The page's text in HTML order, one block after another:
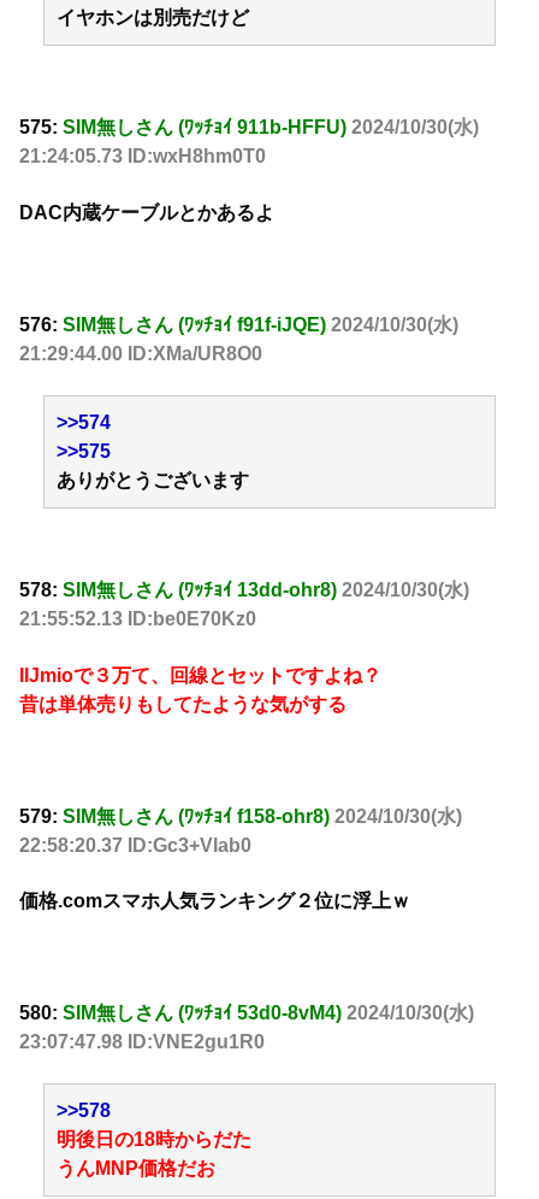
イヤホンは別売だけど
575: SIM無しさん (ﾜｯﾁｮｲ 911b-HFFU) 2024/10/30(水)
21:24:05.73 ID:wxH8hm0T0
DAC内蔵ケーブルとかあるよ
576: SIM無しさん (ﾜｯﾁｮｲ f91f-iJQE) 2024/10/30(水)
21:29:44.00 ID:XMa/UR8O0
>>574
>>575
ありがとうございます
578: SIM無しさん (ﾜｯﾁｮｲ 13dd-ohr8) 2024/10/30(水)
21:55:52.13 ID:be0E70Kz0
IIJmioで３万て、回線とセットですよね？
昔は単体売りもしてたような気がする
579: SIM無しさん (ﾜｯﾁｮｲ f158-ohr8) 2024/10/30(水)
22:58:20.37 ID:Gc3+VIab0
価格.comスマホ人気ランキング２位に浮上ｗ
580: SIM無しさん (ﾜｯﾁｮｲ 53d0-8vM4) 2024/10/30(水)
23:07:47.98 ID:VNE2gu1R0
>>578
明後日の18時からだた
うんMNP価格だお